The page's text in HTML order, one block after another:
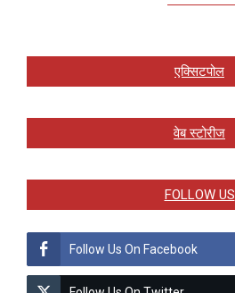
एक्सिटपोल
वेब स्टोरीज
FOLLOW US
Follow Us On Facebook